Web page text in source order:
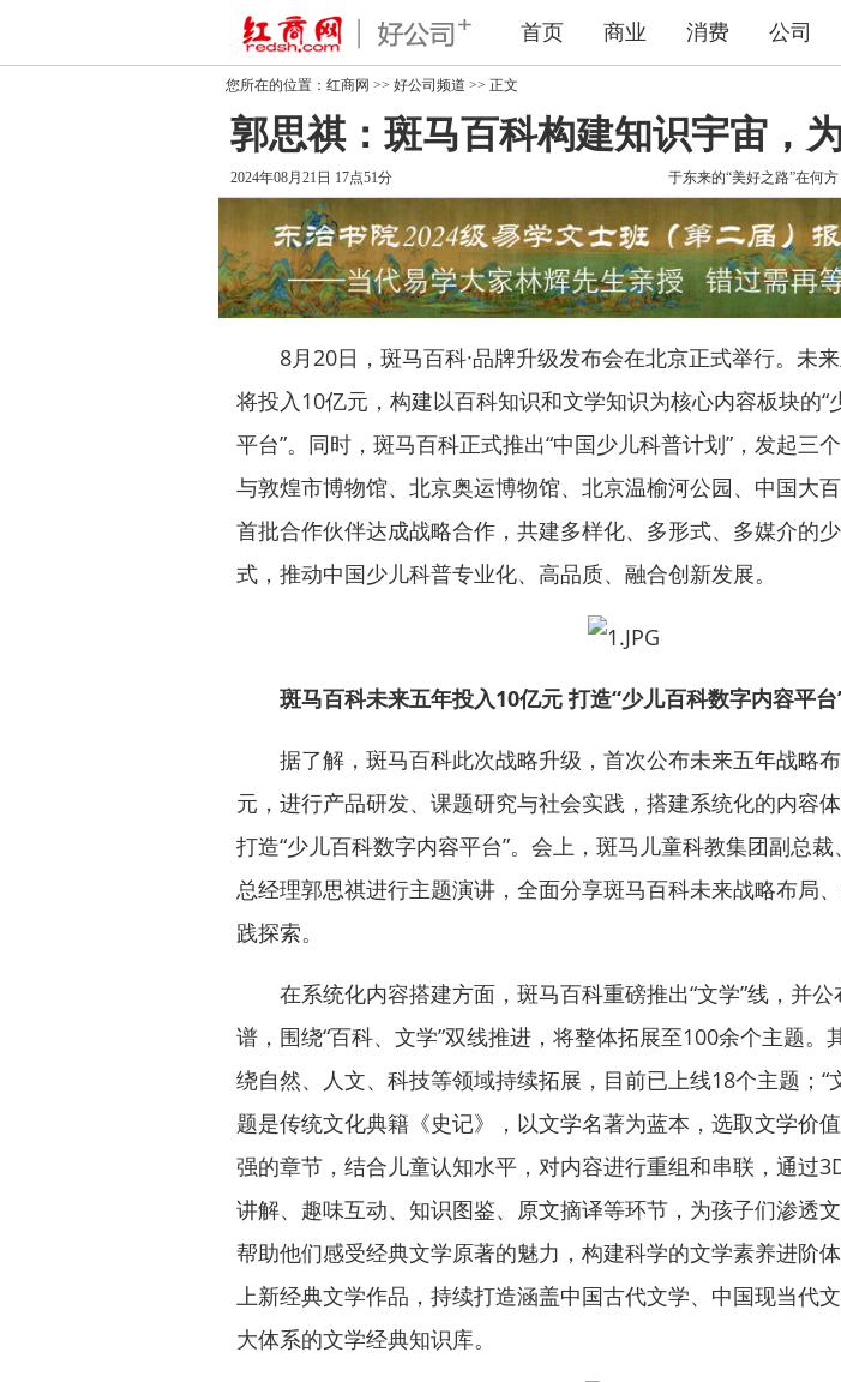
首页 商业 消费 公司
您所在的位置： 红商网 >> 好公司频道 >> 正文
郭思祺：斑马百科构建知识宇宙，
2024年08月21日 17点51分 于东来的“美好之路”在何方
8月20日，斑马百科·品牌升级发布会在北京正式举行。未
将投入10亿元，构建以百科知识和文学知识为核心内容板块的“
平台”。同时，斑马百科正式推出“中国少儿科普计划”，发起三
与敦煌市博物馆、北京奥运博物馆、北京温榆河公园、中国大
首批合作伙伴达成战略合作，共建多样化、多形式、多媒介的
式，推动中国少儿科普专业化、高品质、融合创新发展。
斑马百科未来五年投入10亿元 打造“少儿百科数字内容平台
据了解，斑马百科此次战略升级，首次公布未来五年战略
元，进行产品研发、课题研究与社会实践，搭建系统化的内容
打造“少儿百科数字内容平台”。会上，斑马儿童科教集团副总
总经理郭思祺进行主题演讲，全面分享斑马百科未来战略布局
践探索。
在系统化内容搭建方面，斑马百科重磅推出“文学”线，并公
谱，围绕“百科、文学”双线推进，将整体拓展至100余个主题。
绕自然、人文、科技等领域持续拓展，目前已上线18个主题；“
题是传统文化典籍《史记》，以文学名著为蓝本，选取文学价
强的章节，结合儿童认知水平，对内容进行重组和串联，通过
讲解、趣味互动、知识图鉴、原文摘译等环节，为孩子们渗透
帮助他们感受经典文学原著的魅力，构建科学的文学素养进阶
上新经典文学作品，持续打造涵盖中国古代文学、中国现当代
大体系的文学经典知识库。